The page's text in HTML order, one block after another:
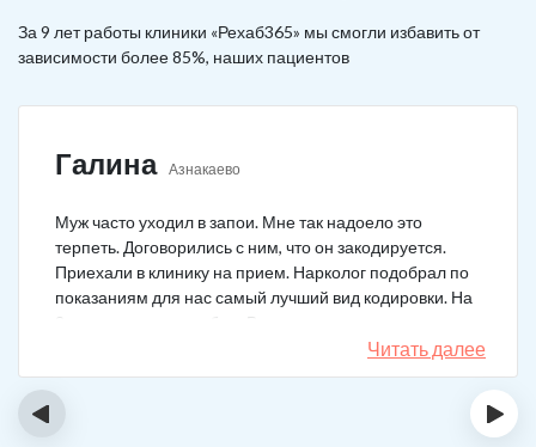
За 9 лет работы клиники «Рехаб365» мы смогли избавить от
зависимости более 85%, наших пациентов
Галина Азнакаево
Муж часто уходил в запои. Мне так надоело это
терпеть. Договорились с ним, что он закодируется.
Приехали в клинику на прием. Нарколог подобрал по
показаниям для нас самый лучший вид кодировки. На
3 года поставили рубеж. Вот уже как два года мужа к
Читать далее
‹ ›